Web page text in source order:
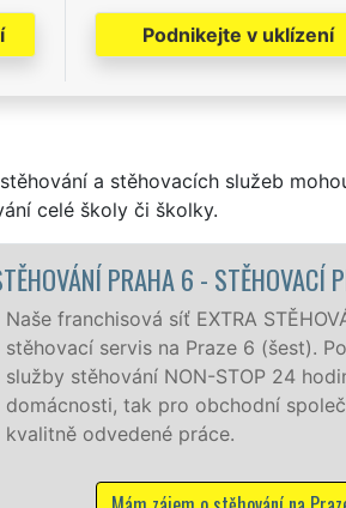
Podnikejte v uklízení
a stěhovacích služeb
celé školy či školky.
PRAHA 6
vám zajišťuje kompletní
profesionální a kvalitní
7 dní v týdnu jak pro
a to levně a se zárukou